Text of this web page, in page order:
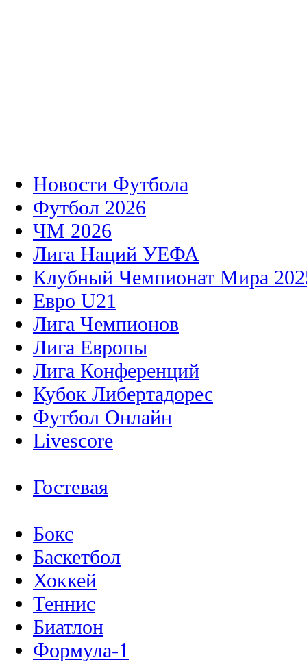
Новости Футбола
Футбол 2026
ЧМ 2026
Лига Наций УЕФА
Клубный Чемпионат Мира
Евро U21
Лига Чемпионов
Лига Европы
Лига Конференций
Кубок Либертадорес
Футбол Онлайн
Livescore
Гостевая
Бокс
Баскетбол
Хоккей
Теннис
Биатлон
Формула-1